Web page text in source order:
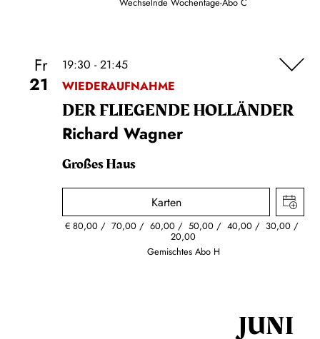
Fr
21
19:30 - 21:45
WIEDERAUFNAHME
DER FLIE­GEN­DE HOL­LÄN­DER
Richard Wagner
Großes Haus
Karten
€80,00 70,00 60,00 50,00 40,00 30,00
20,00
Gemischtes Abo H
JUNI